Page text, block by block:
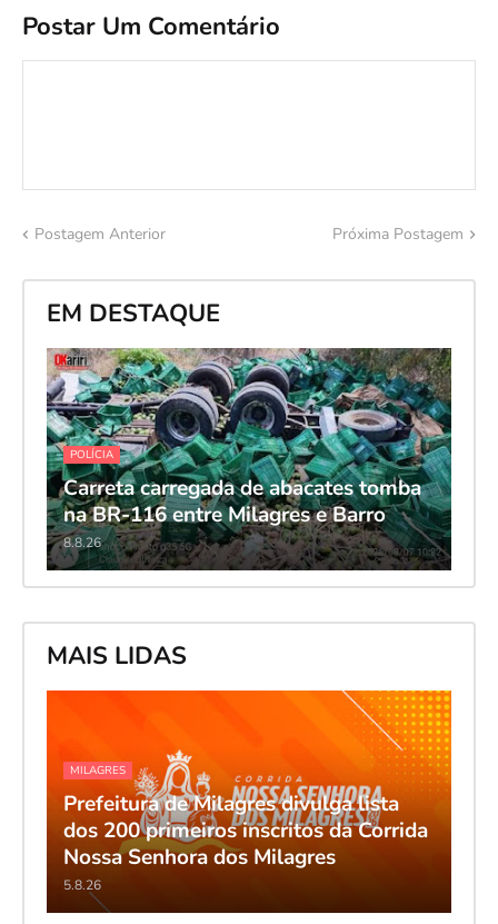
Postar Um Comentário
Postagem Anterior Próxima Postagem
EM DESTAQUE
POLÍCIA
Carreta carregada de abacates tomba
na BR-116 entre Milagres e Barro
8.8.26
MAIS LIDAS
MILAGRES
Prefeitura de Milagres divulga lista
dos 200 primeiros inscritos da Corrida
Nossa Senhora dos Milagres
5.8.26